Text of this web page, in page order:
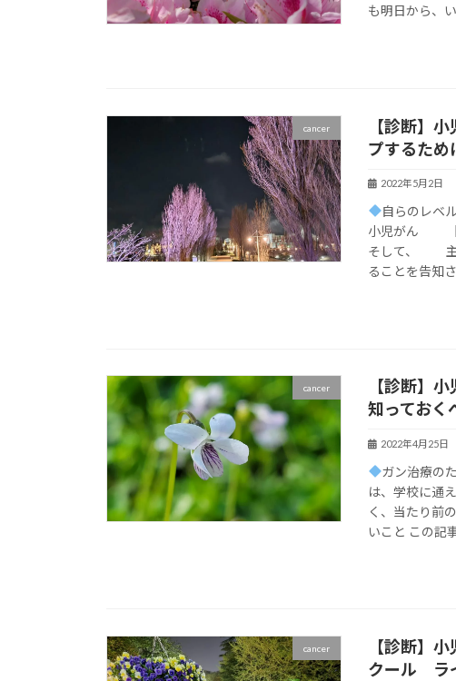
も明日から、
cancer
【診断】
プするため
2022年5月2日
自らのレベ
小児がん 【
そして、 主
ることを告知
cancer
【診断】
知っておく
2022年4月25日
ガン治療の
は、学校に通
く、当たり前
いこと この記
cancer
【診断】
クール ラ